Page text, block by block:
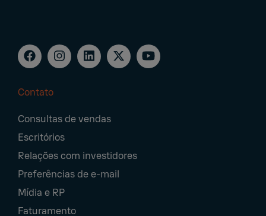
Navigation
Contato
Consultas de vendas
Escritórios
Relações com investidores
Preferências de e-mail
Mídia e RP
Faturamento